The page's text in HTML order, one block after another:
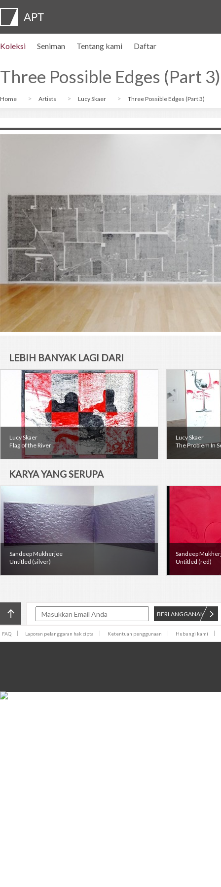
Koleksi Seniman Tentang kami Daftar
Three Possible Edges (Part 3)
Home Artists Lucy Skaer Three Possible Edges (Part 3)
LEBIH BANYAK LAGI DARI
SENIMAN
Lucy Skaer
Flag of the River
Lucy Skaer
The Problem In
KARYA YANG SERUPA
Sandeep Mukherjee
Untitled (silver)
Sandeep
Untitled (red)
BERLANGGANAN
FAQ Laporan pelanggaran hak cipta Ketentuan penggunaan Hubungi kami